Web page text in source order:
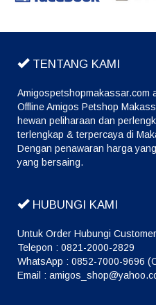
TENTANG KAMI
Amigospetshopmakassar.com
Offline Amigos Petshop
hewan peliharaan dan
terlengkap & terpercaya di
Dengan penawaran harga
yang bersaing.
HUBUNGI KAMI
Untuk Order Hubungi
Telepon : 0821-2000-2829
WhatsApp : 0852-7000-9696
Email :